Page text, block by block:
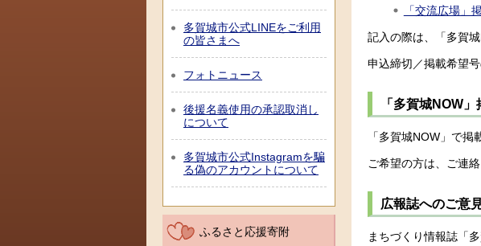
多賀城市公式LINEをご利用
の皆さまへ
フォトニュース
後援名義使用の承認取消し
について
多賀城市公式Instagramを騙
る偽のアカウントについて
ふるさと応援寄附
「交流広場」
記入の際は、「多賀
申込締切／掲載希望
「多賀城NOW
「多賀城NOW」で掲
ご希望の方は、ご連絡
広報誌へのご意
まちづくり情報誌「